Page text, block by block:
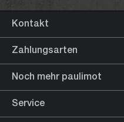
Kontakt
Zahlungsarten
Noch mehr paulimot
Service